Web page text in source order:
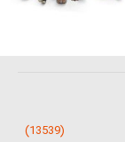
(13539)